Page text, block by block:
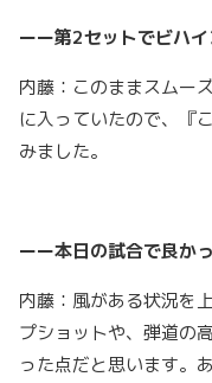
ーー第2セットでビハ
内藤：このままスムー
に入っていたので、『
みました。
ーー本日の試合で良か
内藤：風がある状況を
プショットや、弾道の
った点だと思います。